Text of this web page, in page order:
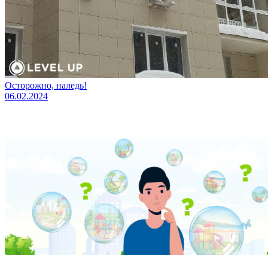
Осторожно, наледь!
06.02.2024